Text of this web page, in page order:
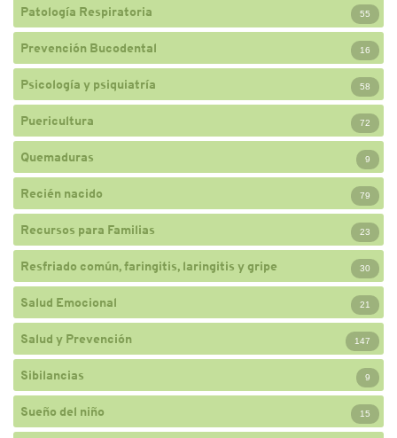
Patología Respiratoria 55
Prevención Bucodental 16
Psicología y psiquiatría 58
Puericultura 72
Quemaduras 9
Recién nacido 79
Recursos para Familias 23
Resfriado común, faringitis, laringitis y gripe 30
Salud Emocional 21
Salud y Prevención 147
Sibilancias 9
Sueño del niño 15